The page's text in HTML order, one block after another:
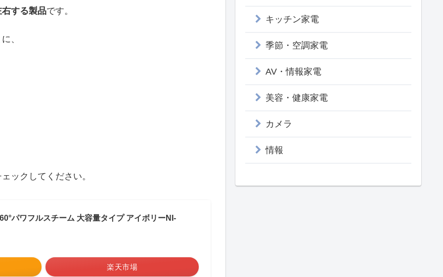
する製品です。
、
ックしてください。
パワフルスチーム 大容量タイプ アイボリーNI-
楽天市場
キッチン家電
季節・空調家電
AV・情報家電
美容・健康家電
カメラ
情報